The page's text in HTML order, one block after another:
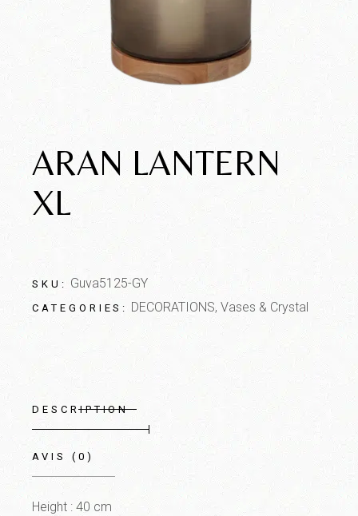
ARAN LANTERN
XL
SKU: Guva5125-GY
CATEGORIES: DECORATIONS,Vases & Crystal
DESCRIPTION
AVIS (0)
Height : 40 cm